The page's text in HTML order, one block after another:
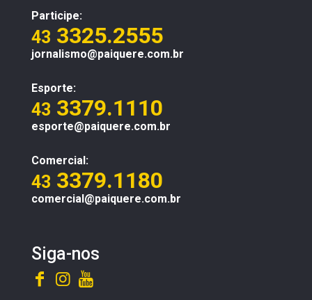
Participe:
43 3325.2555
jornalismo@paiquere.com.br
Esporte:
43 3379.1110
esporte@paiquere.com.br
Comercial:
43 3379.1180
comercial@paiquere.com.br
Siga-nos